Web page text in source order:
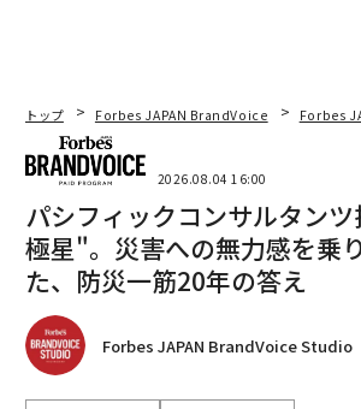
トップ Forbes JAPAN BrandVoice Forbes
2026.08.04 16:00
パシフィックコンサルタン
極星"。災害への無力感を乗
た、防災一筋20年の答え
Forbes JAPAN BrandVoice Studio